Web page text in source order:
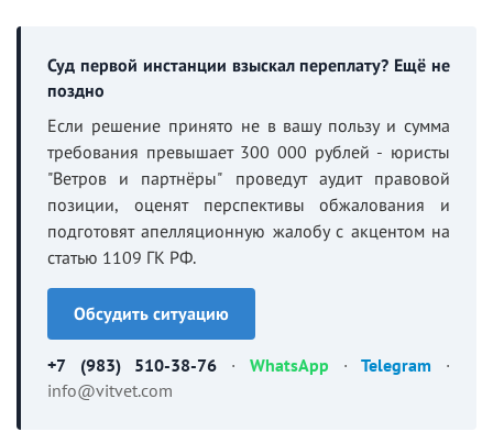
Суд первой инстанции взыскал переплату? Ещё не
поздно
Если решение принято не в вашу пользу и сумма
требования превышает 300 000 рублей - юристы
"Ветров и партнёры" проведут аудит правовой
позиции, оценят перспективы обжалования и
подготовят апелляционную жалобу с акцентом на
статью 1109 ГК РФ.
Обсудить ситуацию
+7 (983) 510-38-76 · WhatsApp ·Telegram ·
info@vitvet.com